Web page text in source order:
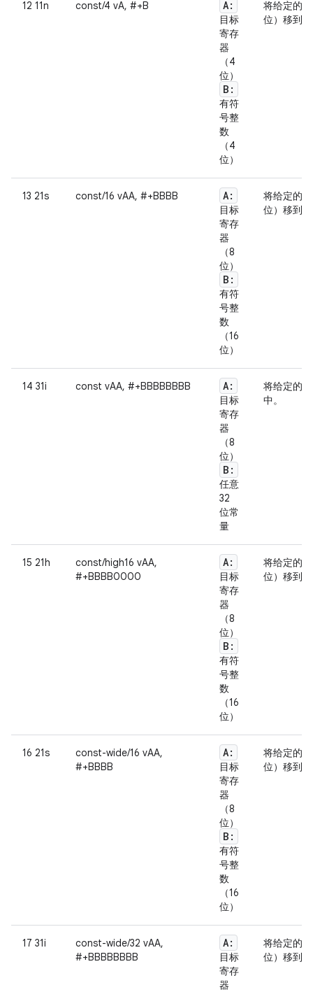
12 11n const/4 vA, #+B A:
目标
寄存
器
（4
位）
B:
有符
号整
数
（4
位）
将给定的
位）移到
13 21s const/16 vAA, #+BBBB A:
目标
寄存
器
（8
位）
B:
有符
号整
数
（16
位）
将给定的
位）移到
14 31i const vAA, #+BBBBBBBB A:
目标
寄存
器
（8
位）
B:
任意
32
位常
量
将给定的
中。
15 21h
const/high16 vAA,
#+BBBB0000
A:
目标
寄存
器
（8
位）
B:
有符
号整
数
（16
位）
将给定的
位）移到
16 21s
const-wide/16 vAA,
#+BBBB
A:
目标
寄存
器
（8
位）
B:
有符
号整
数
（16
位）
将给定的
位）移到
17 31i
const-wide/32 vAA,
#+BBBBBBBB
A:
目标
寄存
器
将给定的
位）移到